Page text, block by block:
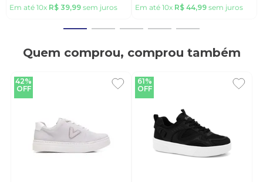
Em até 10x R$ 39,99 sem juros Em até 10x R$ 44,99 sem juros
Quem comprou, comprou também
42%
OFF
61%
OFF